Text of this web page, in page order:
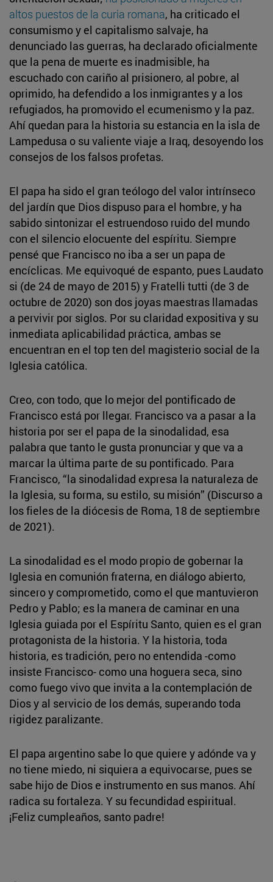
altos puestos de la curia romana, ha criticado el
consumismo y el capitalismo salvaje, ha
denunciado las guerras, ha declarado oficialmente
que la pena de muerte es inadmisible, ha
escuchado con cariño al prisionero, al pobre, al
oprimido, ha defendido a los inmigrantes y a los
refugiados, ha promovido el ecumenismo y la paz.
Ahí quedan para la historia su estancia en la isla de
Lampedusa o su valiente viaje a Iraq, desoyendo los
consejos de los falsos profetas.
El papa ha sido el gran teólogo del valor intrínseco
del jardín que Dios dispuso para el hombre, y ha
sabido sintonizar el estruendoso ruido del mundo
con el silencio elocuente del espíritu. Siempre
pensé que Francisco no iba a ser un papa de
encíclicas. Me equivoqué de espanto, pues Laudato
si (de 24 de mayo de 2015) y Fratelli tutti (de 3 de
octubre de 2020) son dos joyas maestras llamadas
a pervivir por siglos. Por su claridad expositiva y su
inmediata aplicabilidad práctica, ambas se
encuentran en el top ten del magisterio social de la
Iglesia católica.
Creo, con todo, que lo mejor del pontificado de
Francisco está por llegar. Francisco va a pasar a la
historia por ser el papa de la sinodalidad, esa
palabra que tanto le gusta pronunciar y que va a
marcar la última parte de su pontificado. Para
Francisco, “la sinodalidad expresa la naturaleza de
la Iglesia, su forma, su estilo, su misión” (Discurso a
los fieles de la diócesis de Roma, 18 de septiembre
de 2021).
La sinodalidad es el modo propio de gobernar la
Iglesia en comunión fraterna, en diálogo abierto,
sincero y comprometido, como el que mantuvieron
Pedro y Pablo; es la manera de caminar en una
Iglesia guiada por el Espíritu Santo, quien es el gran
protagonista de la historia. Y la historia, toda
historia, es tradición, pero no entendida -como
insiste Francisco- como una hoguera seca, sino
como fuego vivo que invita a la contemplación de
Dios y al servicio de los demás, superando toda
rigidez paralizante.
El papa argentino sabe lo que quiere y adónde va y
no tiene miedo, ni siquiera a equivocarse, pues se
sabe hijo de Dios e instrumento en sus manos. Ahí
radica su fortaleza. Y su fecundidad espiritual.
¡Feliz cumpleaños, santo padre!